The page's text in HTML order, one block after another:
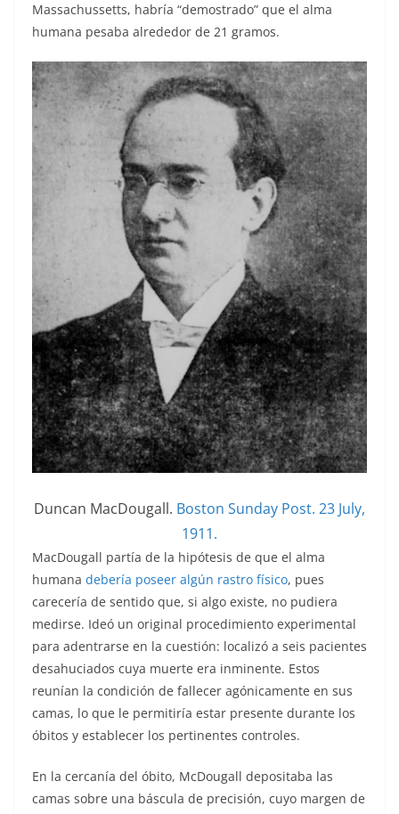
Massachussetts, habría “demostrado” que el alma
humana pesaba alrededor de 21 gramos.
Duncan MacDougall. Boston Sunday Post. 23 July,
1911.
MacDougall partía de la hipótesis de que el alma
humana debería poseer algún rastro físico, pues
carecería de sentido que, si algo existe, no pudiera
medirse. Ideó un original procedimiento experimental
para adentrarse en la cuestión: localizó a seis pacientes
desahuciados cuya muerte era inminente. Estos
reunían la condición de fallecer agónicamente en sus
camas, lo que le permitiría estar presente durante los
óbitos y establecer los pertinentes controles.
En la cercanía del óbito, McDougall depositaba las
camas sobre una báscula de precisión, cuyo margen de